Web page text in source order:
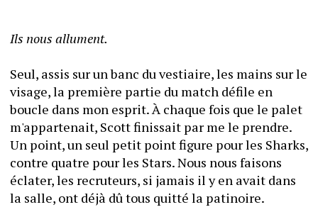
Ils nous allument.
Seul, assis sur un banc du vestiaire, les mains sur le
visage, la première partie du match défile en
boucle dans mon esprit. À chaque fois que le palet
m'appartenait, Scott finissait par me le prendre.
Un point, un seul petit point figure pour les Sharks,
contre quatre pour les Stars. Nous nous faisons
éclater, les recruteurs, si jamais il y en avait dans
la salle, ont déjà dû tous quitté la patinoire.